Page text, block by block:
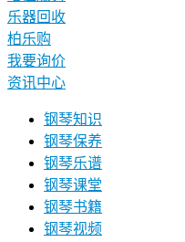
乐器回收
柏乐购
我要询价
资讯中心
钢琴知识
钢琴保养
钢琴乐谱
钢琴课堂
钢琴书籍
钢琴视频